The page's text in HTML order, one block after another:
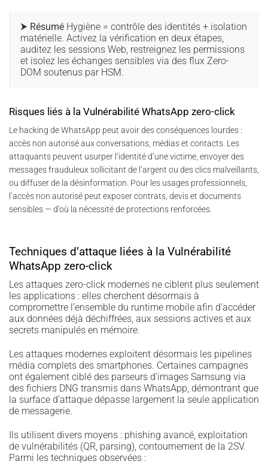
⮞ Résumé Hygiène = contrôle des identités + isolation
matérielle. Activez la vérification en deux étapes,
auditez les sessions Web, restreignez les permissions
et isolez les échanges sensibles via des flux Zero-
DOM soutenus par HSM.
Risques liés à la Vulnérabilité WhatsApp zero-click
Le hacking de WhatsApp peut avoir des conséquences lourdes :
accès non autorisé aux conversations, médias et contacts. Les
attaquants peuvent usurper l’identité d’une victime, envoyer des
messages frauduleux sollicitant de l’argent ou des clics malveillants,
ou diffuser de la désinformation. Pour les usages professionnels,
l’accès non autorisé peut exposer contrats, devis et documents
sensibles — d’où la nécessité de protections renforcées.
Techniques d’attaque liées à la Vulnérabilité
WhatsApp zero-click
Les attaques zero-click modernes ne ciblent plus seulement
les applications : elles cherchent désormais à
compromettre l’ensemble du runtime mobile afin d’accéder
aux données déjà déchiffrées, aux sessions actives et aux
secrets manipulés en mémoire.
Les attaques modernes exploitent désormais les pipelines
média complets des smartphones. Certaines campagnes
ont également ciblé des parseurs d’images Samsung via
des fichiers DNG transmis dans WhatsApp, démontrant que
la surface d’attaque dépasse largement la seule application
de messagerie.
Ils utilisent divers moyens : phishing avancé, exploitation
de vulnérabilités (QR, parsing), contournement de la 2SV.
Parmi les techniques observées :